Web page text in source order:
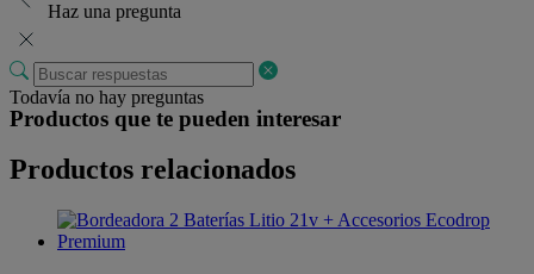
Haz una pregunta
Todavía no hay preguntas
Productos que te pueden interesar
Productos relacionados